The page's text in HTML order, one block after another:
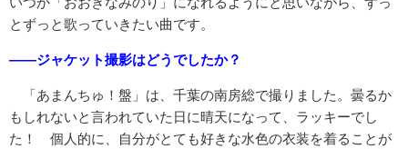
とずっと歌っていきたい曲です。
――ジャケット撮影はどうでしたか？
「あまんちゅ！盤」は、千葉の南房総で撮りました。曇るか
もしれないと言われていた日に晴天になって、ラッキーでし
た！ 個人的に、自分がとても好きな水色の衣装を着ることが